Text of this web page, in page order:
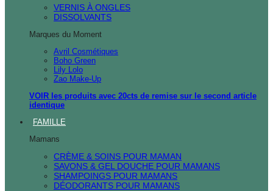
VERNIS À ONGLES
DISSOLVANTS
Marques du Moment
Avril Cosmétiques
Boho Green
Lily Lolo
Zao Make-Up
VOIR les produits avec 20cts de remise sur le second article
identique
FAMILLE
Mamans
CRÈME & SOINS POUR MAMAN
SAVONS & GEL DOUCHE POUR MAMANS
SHAMPOINGS POUR MAMANS
DÉODORANTS POUR MAMANS